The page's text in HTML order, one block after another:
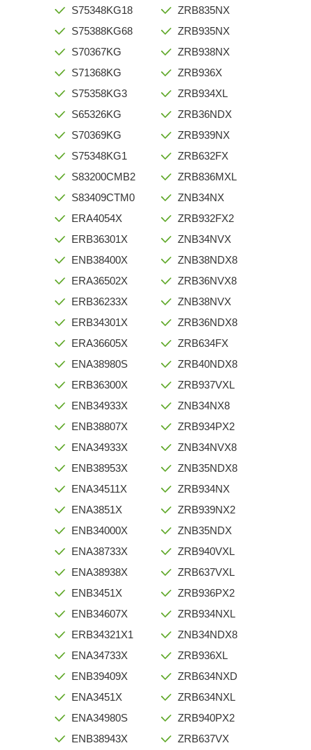
S75348KG18
S75388KG68
S70367KG
S71368KG
S75358KG3
S65326KG
S70369KG
S75348KG1
S83200CMB2
S83409CTM0
ERA4054X
ERB36301X
ENB38400X
ERA36502X
ERB36233X
ERB34301X
ERA36605X
ENA38980S
ERB36300X
ENB34933X
ENB38807X
ENA34933X
ENB38953X
ENA34511X
ENA3851X
ENB34000X
ENA38733X
ENA38938X
ENB3451X
ENB34607X
ERB34321X1
ENA34733X
ENB39409X
ENA3451X
ENA34980S
ENB38943X
ZRB835NX
ZRB935NX
ZRB938NX
ZRB936X
ZRB934XL
ZRB36NDX
ZRB939NX
ZRB632FX
ZRB836MXL
ZNB34NX
ZRB932FX2
ZNB34NVX
ZNB38NDX8
ZRB36NVX8
ZNB38NVX
ZRB36NDX8
ZRB634FX
ZRB40NDX8
ZRB937VXL
ZNB34NX8
ZRB934PX2
ZNB34NVX8
ZNB35NDX8
ZRB934NX
ZRB939NX2
ZNB35NDX
ZRB940VXL
ZRB637VXL
ZRB936PX2
ZRB934NXL
ZNB34NDX8
ZRB936XL
ZRB634NXD
ZRB634NXL
ZRB940PX2
ZRB637VX